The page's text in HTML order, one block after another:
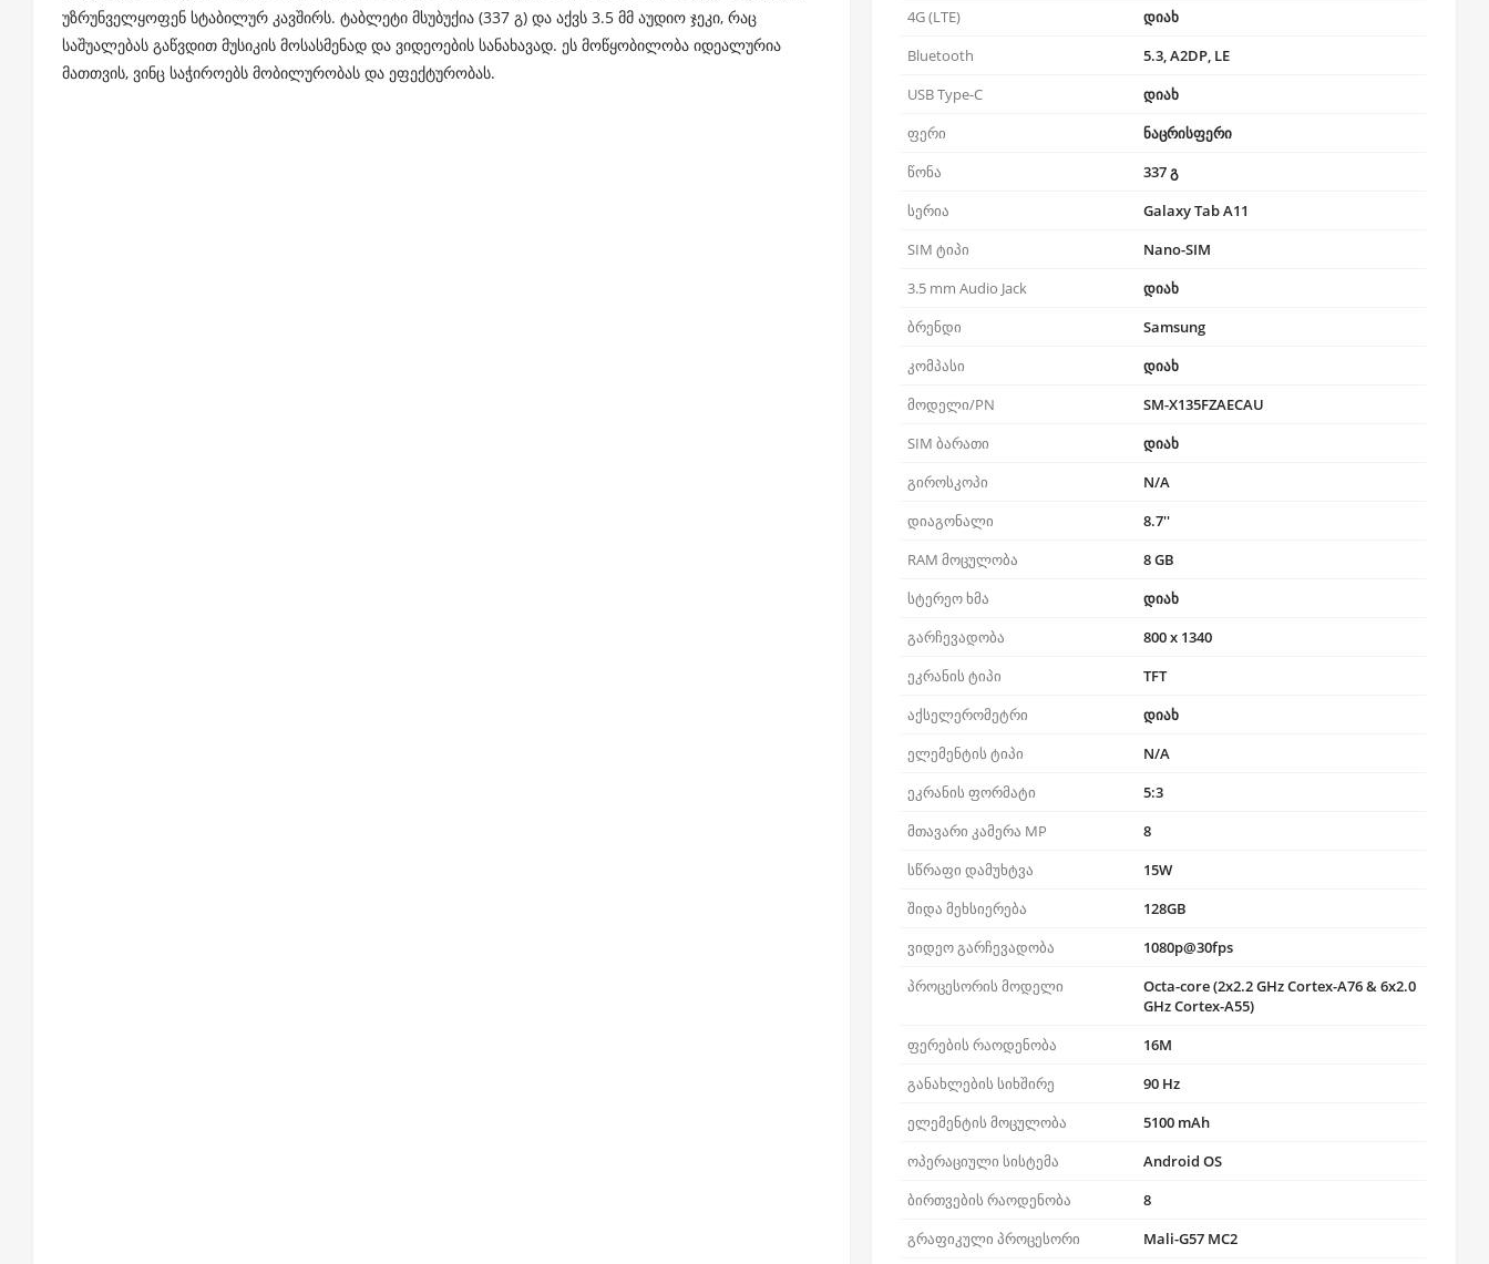
უზრუნველყოფენ სტაბილურ კავშირს. ტაბლეტი მსუბუქია (337 გ) და აქვს 3.5 მმ აუდიო ჯეკი, რაც
საშუალებას გაწვდით მუსიკის მოსასმენად და ვიდეოების სანახავად. ეს მოწყობილობა იდეალურია
მათთვის, ვინც საჭიროებს მობილურობას და ეფექტურობას.
4G (LTE)
დიახ
Bluetooth
5.3, A2DP, LE
USB Type-C
დიახ
ფერი
ნაცრისფერი
წონა
337 გ
სერია
Galaxy Tab A11
SIM ტიპი
Nano-SIM
3.5 mm Audio Jack
დიახ
ბრენდი
Samsung
კომპასი
დიახ
მოდელი/PN
SM-X135FZAECAU
SIM ბარათი
დიახ
გიროსკოპი
N/A
დიაგონალი
8.7''
RAM მოცულობა
8 GB
სტერეო ხმა
დიახ
გარჩევადობა
800 x 1340
ეკრანის ტიპი
TFT
აქსელერომეტრი
დიახ
ელემენტის ტიპი
N/A
ეკრანის ფორმატი
5:3
მთავარი კამერა MP
8
სწრაფი დამუხტვა
15W
შიდა მეხსიერება
128GB
ვიდეო გარჩევადობა
1080p@30fps
პროცესორის მოდელი
Octa-core (2x2.2 GHz Cortex-A76 & 6x2.0
GHz Cortex-A55)
ფერების რაოდენობა
16M
განახლების სიხშირე
90 Hz
ელემენტის მოცულობა
5100 mAh
ოპერაციული სისტემა
Android OS
ბირთვების რაოდენობა
8
გრაფიკული პროცესორი
Mali-G57 MC2